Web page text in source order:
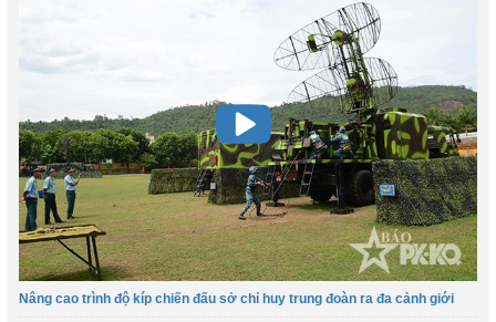
Nâng cao trình độ kíp chiến đấu sở chỉ huy trung đoàn ra đa cảnh giới